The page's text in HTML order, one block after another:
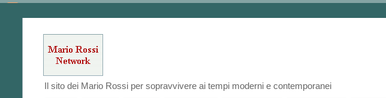
Il sito dei Mario Rossi per sopravvivere ai tempi moderni e contemporanei